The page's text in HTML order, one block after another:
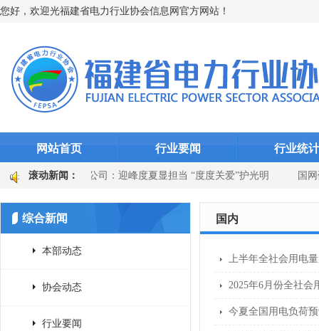
您好，欢迎光福建省电力行业协会信息网官方网站！
网站首页 行业要闻 行业统计
滚动新闻：
时 永安发电公司：迎峰度夏显担当 “度度关爱”护光明 国
线装置升级 国网上杭县供电公司：吹响百日攻坚号角 党建引领供
综合新闻
本部动态
协会动态
行业要闻
国内
上半年全社会用电
2025年6月份全社会
今夏全国用电负荷